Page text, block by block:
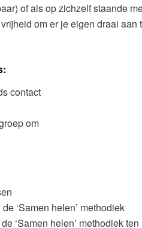
of als op zichzelf staande
om er je eigen draai aan
contact
om
‘Samen helen’ methodiek
‘Samen helen’ methodiek ten